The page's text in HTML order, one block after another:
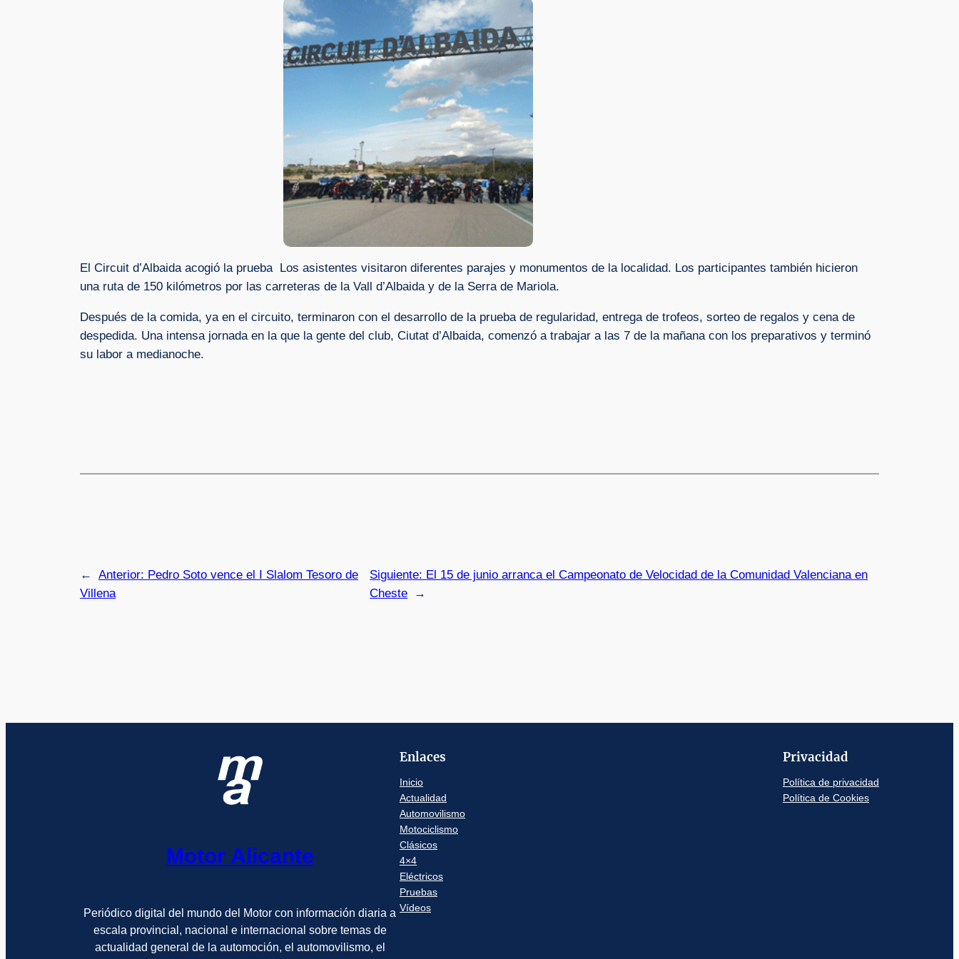
El Circuit d’Albaida acogió la prueba Los asistentes visitaron diferentes parajes y monumentos de la localidad. Los participantes también hicieron
una ruta de 150 kilómetros por las carreteras de la Vall d’Albaida y de la Serra de Mariola.
Después de la comida, ya en el circuito, terminaron con el desarrollo de la prueba de regularidad, entrega de trofeos, sorteo de regalos y cena de
despedida. Una intensa jornada en la que la gente del club, Ciutat d’Albaida, comenzó a trabajar a las 7 de la mañana con los preparativos y terminó
su labor a medianoche.
← Anterior: Pedro Soto vence el I Slalom Tesoro de
Villena
Siguiente: El 15 de junio arranca el Campeonato de Velocidad de la Comunidad Valenciana en
Cheste
→
Motor Alicante
Periódico digital del mundo del Motor con información diaria a
escala provincial, nacional e internacional sobre temas de
actualidad general de la automoción, el automovilismo, el
Enlaces
Inicio
Actualidad
Automovilismo
Motociclismo
Clásicos
4×4
Eléctricos
Pruebas
Vídeos
Privacidad
Política de privacidad
Política de Cookies